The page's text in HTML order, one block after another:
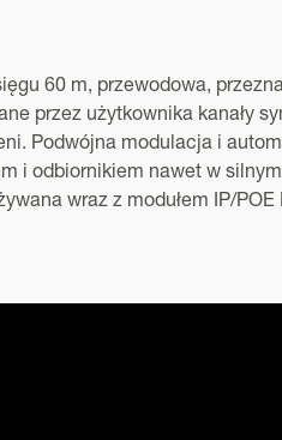
60 m, przewodowa,
przez użytkownika kanały
Podwójna modulacja i
i odbiornikiem nawet w
wraz z modułem IP/POE